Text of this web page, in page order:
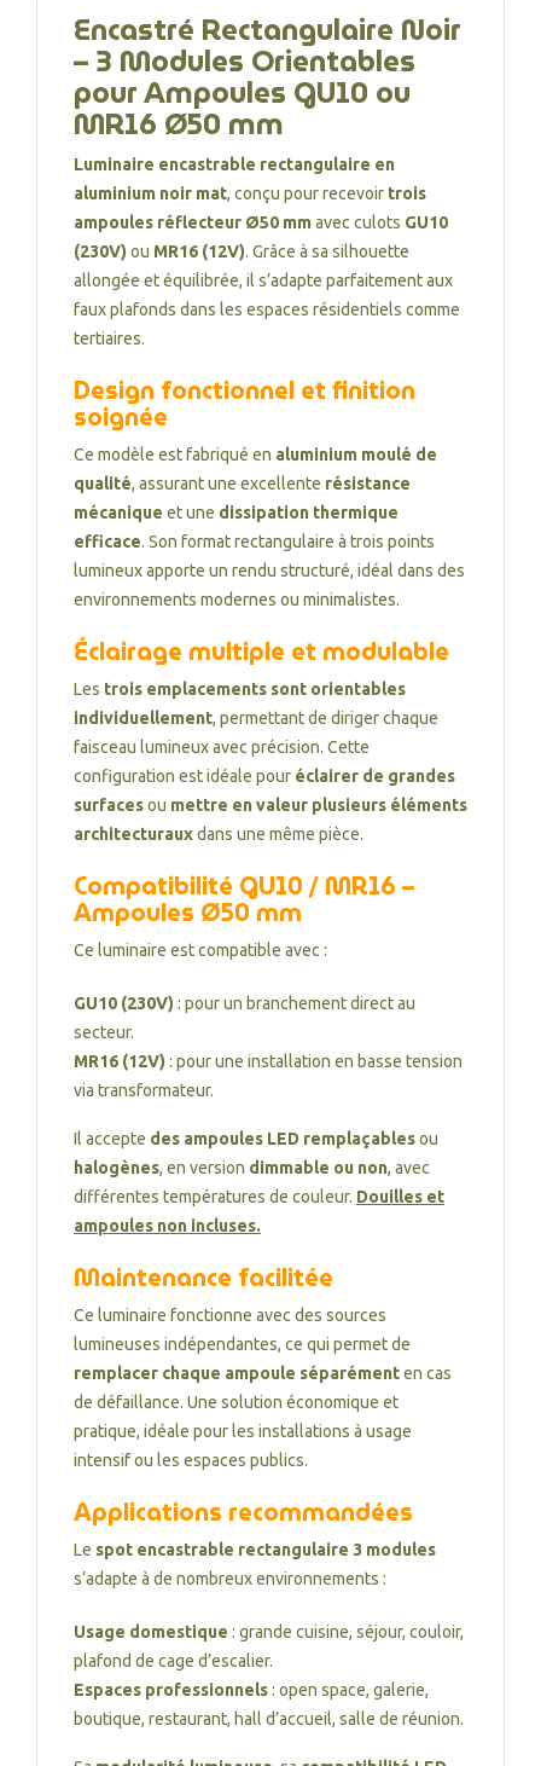
Encastré Rectangulaire Noir
– 3 Modules Orientables
pour Ampoules GU10 ou
MR16 Ø50 mm
Luminaire encastrable rectangulaire en
aluminium noir mat, conçu pour recevoir trois
ampoules réflecteur Ø50 mmavec culots GU10
(230V) ou MR16 (12V). Grâce à sa silhouette
allongée et équilibrée, il s’adapte parfaitement aux
faux plafonds dans les espaces résidentiels comme
tertiaires.
Design fonctionnel et finition
soignée
Ce modèle est fabriqué en aluminium moulé de
qualité, assurant une excellente résistance
mécanique et une dissipation thermique
efficace. Son format rectangulaire à trois points
lumineux apporte un rendu structuré, idéal dans des
environnements modernes ou minimalistes.
Éclairage multiple et modulable
Les trois emplacements sont orientables
individuellement, permettant de diriger chaque
faisceau lumineux avec précision. Cette
configuration est idéale pour éclairer de grandes
surfacesou mettre en valeur plusieurs éléments
architecturauxdans une même pièce.
Compatibilité GU10 / MR16 –
Ampoules Ø50 mm
Ce luminaire est compatible avec :
GU10 (230V) : pour un branchement direct au
secteur.
MR16 (12V) : pour une installation en basse tension
via transformateur.
Il accepte des ampoules LED remplaçablesou
halogènes, en version dimmable ou non, avec
différentes températures de couleur. Douilles et
ampoules non incluses.
Maintenance facilitée
Ce luminaire fonctionne avec des sources
lumineuses indépendantes, ce qui permet de
remplacer chaque ampoule séparémenten cas
de défaillance. Une solution économique et
pratique, idéale pour les installations à usage
intensif ou les espaces publics.
Applications recommandées
Le spot encastrable rectangulaire 3 modules
s’adapte à de nombreux environnements :
Usage domestique : grande cuisine, séjour, couloir,
plafond de cage d’escalier.
Espaces professionnels: open space, galerie,
boutique, restaurant, hall d’accueil, salle de réunion.